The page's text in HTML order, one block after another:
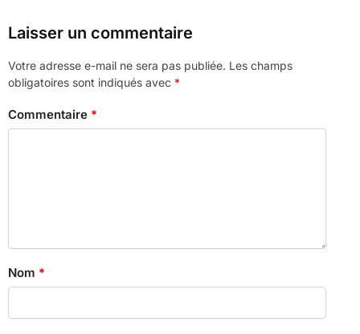
Laisser un commentaire
Votre adresse e-mail ne sera pas publiée. Les champs
obligatoires sont indiqués avec *
Commentaire *
Nom *